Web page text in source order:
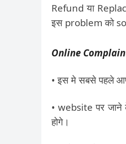
Refund या
इस problem को
Online
• इस मे सबसे पहले
• website पर
होगे।